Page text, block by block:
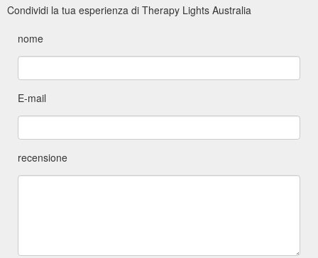
Condividi la tua esperienza di Therapy Lights Australia
nome
E-mail
recensione